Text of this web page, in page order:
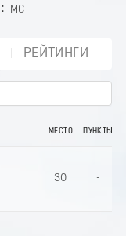
МС
РЕЙТИНГИ
МЕСТО ПУНКТЫ
30 -